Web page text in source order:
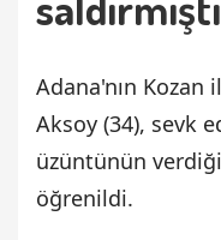
Adana'nın Kozan
Aksoy (34), sevk
üzüntünün
öğrenildi.